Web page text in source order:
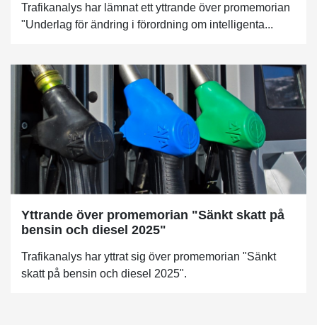
Trafikanalys har lämnat ett yttrande över promemorian
"Underlag för ändring i förordning om intelligenta...
Yttrande över promemorian "Sänkt skatt på
bensin och diesel 2025"
Trafikanalys har yttrat sig över promemorian "Sänkt
skatt på bensin och diesel 2025".